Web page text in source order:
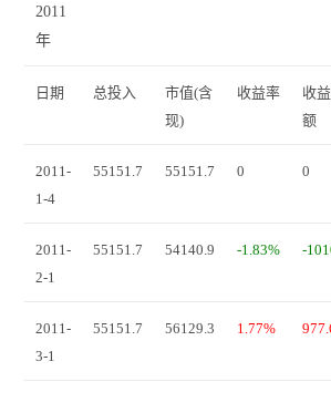
2011
年
日期 总投入
市值(含
现)
收益率
收
额
2011-
1-4
55151.7 55151.7 0 0
2011-
2-1
55151.7 54140.9 -1.83% -
2011-
3-1
55151.7 56129.3 1.77%